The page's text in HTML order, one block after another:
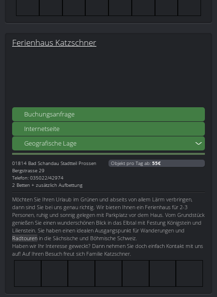
Ferienhaus Katzschner
Buchungsanfrage
Internetseite
Geografische Lage
01814 Bad Schandau Stadtteil Prossen
Bergstrasse 29
Telefon: 035022/42974
2 Betten + zusätzlich Aufbettung
Objekt pro Tag ab: 55€
Möchten Sie Ihren Urlaub im Grünen und abseits von allem Lärm verbringen,
dann sind Sie bei uns genau richtig. Wir bieten Ihnen ein Ferienhaus für 2-3
Personen, ruhig und sonnig gelegen mit Parkplatz vor dem Haus. Vom Grundstück
genießen Sie einen wunderschönen Blick in das Elbtal mit Festung Königstein und
Lilienstein. Sie haben einen idealen Ausgangspunkt für Wanderungen und
Radtouren in die Sächsische und Böhmische Schweiz.
Haben wir Ihr Interesse geweckt? Dann nehmen Sie doch einfach Kontakt mit uns
auf! Auf Ihren Besuch freut sich Familie Katzschner.